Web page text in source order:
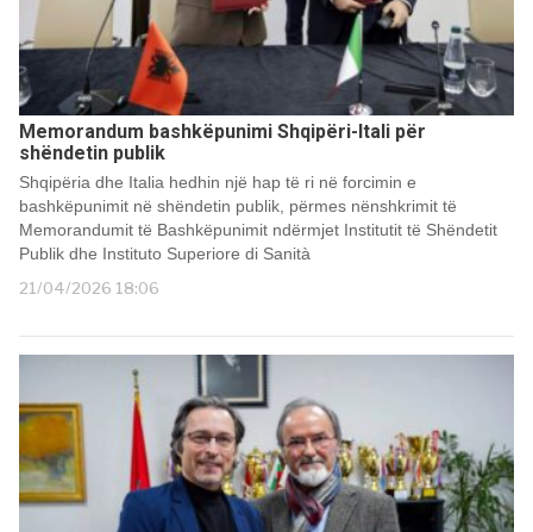
Memorandum bashkëpunimi Shqipëri-Itali për
shëndetin publik
Shqipëria dhe Italia hedhin një hap të ri në forcimin e
bashkëpunimit në shëndetin publik, përmes nënshkrimit të
Memorandumit të Bashkëpunimit ndërmjet Institutit të Shëndetit
Publik dhe Instituto Superiore di Sanità
21/04/2026 18:06